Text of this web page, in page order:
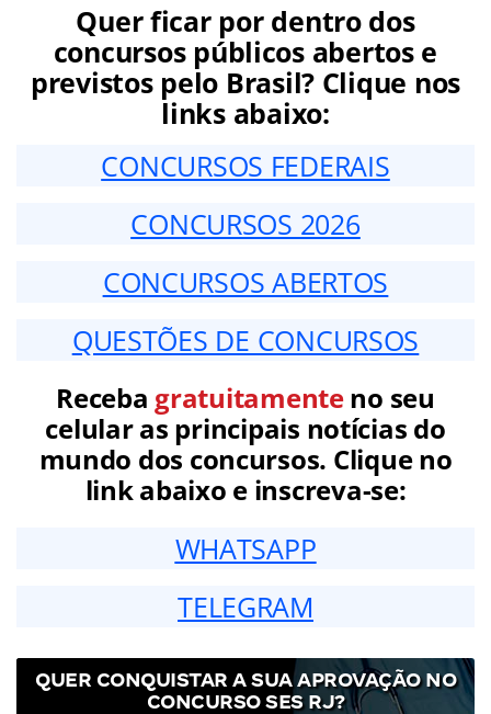
Quer ficar por dentro dos
concursos públicos abertos e
previstos pelo Brasil? Clique nos
links abaixo:
CONCURSOS FEDERAIS
CONCURSOS 2026
CONCURSOS ABERTOS
QUESTÕES DE CONCURSOS
Receba gratuitamenteno seu
celular as principais notícias do
mundo dos concursos. Clique no
link abaixo e inscreva-se:
WHATSAPP
TELEGRAM
QUER CONQUISTAR A SUA APROVAÇÃO NO
CONCURSO SES RJ?